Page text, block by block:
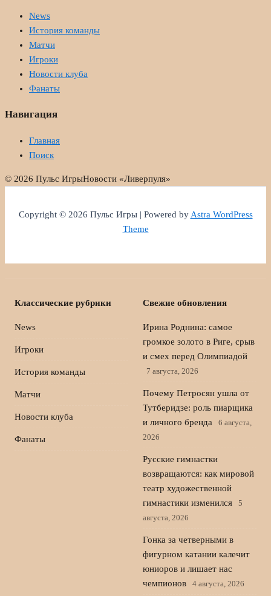
News
История команды
Матчи
Игроки
Новости клуба
Фанаты
Навигация
Главная
Поиск
© 2026 Пульс ИгрыНовости «Ливерпуля»
Copyright © 2026 Пульс Игры | Powered byAstra WordPress
Theme
Классические рубрики
News
Игроки
История команды
Матчи
Новости клуба
Фанаты
Свежие обновления
Ирина Роднина: самое
громкое золото в Риге, срыв
и смех перед Олимпиадой
7 августа, 2026
Почему Петросян ушла от
Тутберидзе: роль пиарщика
и личного бренда
6 августа,
2026
Русские гимнастки
возвращаются: как мировой
театр художественной
гимнастики изменился
5
августа, 2026
Гонка за четверными в
фигурном катании калечит
юниоров и лишает нас
чемпионов
4 августа, 2026